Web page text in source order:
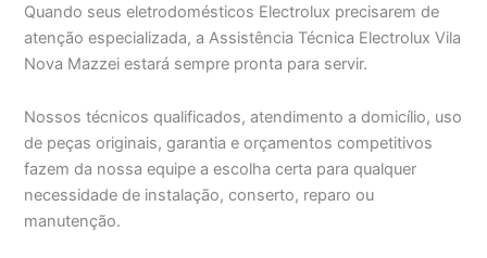
Quando seus eletrodomésticos Electrolux precisarem de
atenção especializada, a Assistência Técnica Electrolux Vila
Nova Mazzei estará sempre pronta para servir.
Nossos técnicos qualificados, atendimento a domicílio, uso
de peças originais, garantia e orçamentos competitivos
fazem da nossa equipe a escolha certa para qualquer
necessidade de instalação, conserto, reparo ou
manutenção.